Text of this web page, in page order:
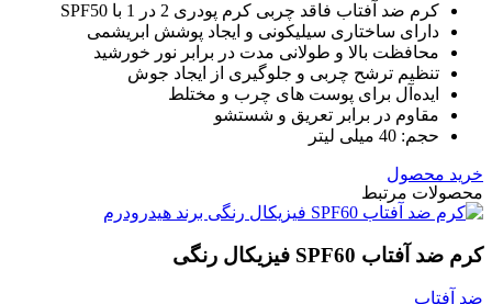
کرم ضد آفتاب فاقد چربی کرم پودری 2 در 1 با SPF50
دارای ساختاری سیلیکونی و ایجاد پوشش ابریشمی
محافظت بالا و طولانی مدت در برابر نور خورشید
تنظیم ترشح چربی و جلوگیری از ایجاد جوش
ایده‌آل برای پوست های چرب و مختلط
مقاوم در برابر تعریق و شستشو
حجم: 40 میلی لیتر
خرید محصول
محصولات مرتبط
كرم ضد آفتاب SPF60 فيزيكال رنگی
ضد آفتاب